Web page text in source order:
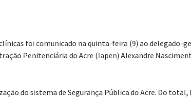
foi comunicado na quinta-feira (9) ao delegado-
Penitenciária do Acre (Iapen) Alexandre
do sistema de Segurança Pública do Acre. Do total,